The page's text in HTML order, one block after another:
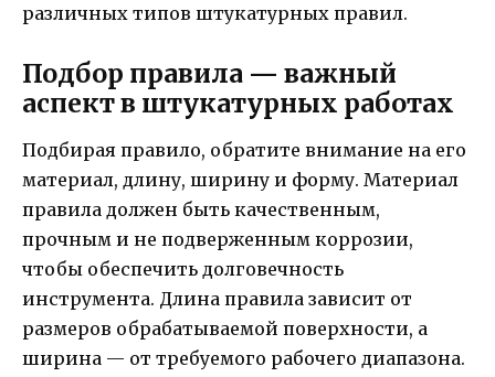
различных типов штукатурных правил.
Подбор правила — важный
аспект в штукатурных работах
Подбирая правило, обратите внимание на его
материал, длину, ширину и форму. Материал
правила должен быть качественным,
прочным и не подверженным коррозии,
чтобы обеспечить долговечность
инструмента. Длина правила зависит от
размеров обрабатываемой поверхности, а
ширина — от требуемого рабочего диапазона.